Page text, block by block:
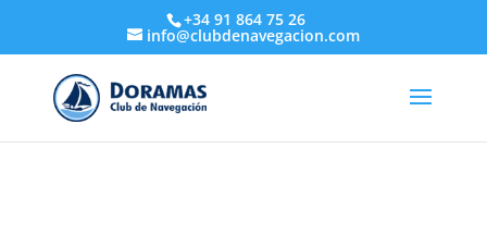
+34 91 864 75 26
info@clubdenavegacion.com